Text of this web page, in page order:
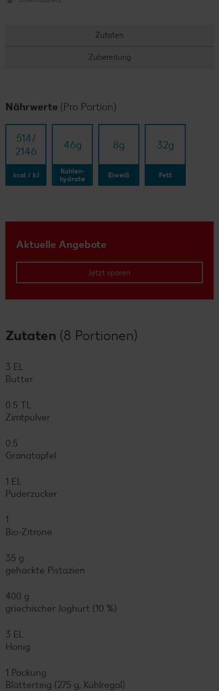
Zutaten
Zubereitung
Nährwerte (Pro Portion)
514/​
2146
kcal / kJ
46g
Kohlen-
hydrate
8g
Eiweiß
32g
Fett
Aktuelle Angebote
Jetzt sparen
Zutaten (8 Portionen)
3 EL
Butter
0.5 TL
Zimtpulver
0.5
Granatapfel
1 EL
Puderzucker
1
Bio-Zitrone
35 g
gehackte Pistazien
400 g
griechischer Joghurt (10 %)
3 EL
Honig
1 Packung
Blätterteig (275 g, Kühlregal)